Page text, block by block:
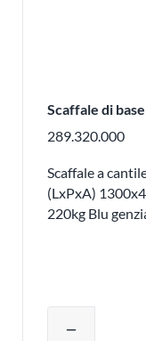
Scaffale di base
289.320.000
Scaffale a
(LxPxA)
220kg Blu
remove